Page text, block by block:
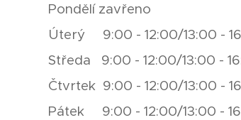
Pondělí zavřeno
Úterý 9:00 - 12:00/13:00 -
Středa 9:00 - 12:00/13:00 -
Čtvrtek 9:00 - 12:00/13:00 -
Pátek 9:00 - 12:00/13:00 -